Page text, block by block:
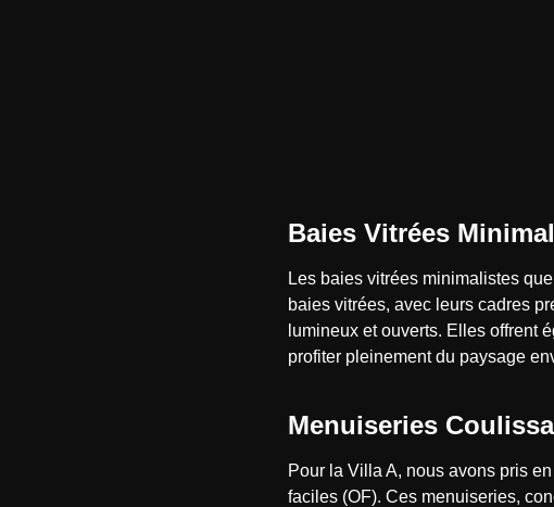
Baies Vitrées
Les baies vitrées minimalistes
baies vitrées, avec leurs cadres
lumineux et ouverts. Elles offrent
profiter pleinement du paysage
Menuiseries
Pour la Villa A, nous avons pris
faciles (OF). Ces menuiseries,